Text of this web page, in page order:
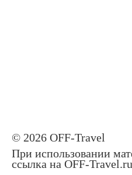
© 2026 OFF-Travel
При использовании
ссылка на OFF-